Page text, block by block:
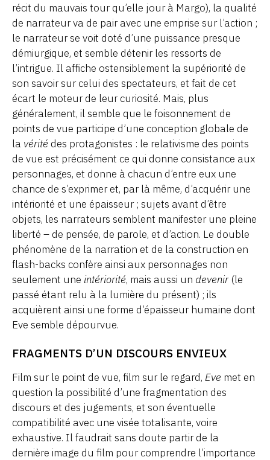
récit du mauvais tour qu’elle jour à Margo), la qualité
de narrateur va de pair avec une emprise sur l’action ;
le narrateur se voit doté d’une puissance presque
démiurgique, et semble détenir les ressorts de
l’intrigue. Il affiche ostensiblement la supériorité de
son savoir sur celui des spectateurs, et fait de cet
écart le moteur de leur curiosité. Mais, plus
généralement, il semble que le foisonnement de
points de vue participe d’une conception globale de
la vérité des protagonistes : le relativisme des points
de vue est précisément ce qui donne consistance aux
personnages, et donne à chacun d’entre eux une
chance de s’exprimer et, par là même, d’acquérir une
intériorité et une épaisseur ; sujets avant d’être
objets, les narrateurs semblent manifester une pleine
liberté – de pensée, de parole, et d’action. Le double
phénomène de la narration et de la construction en
flash-backs confère ainsi aux personnages non
seulement une intériorité, mais aussi un devenir(le
passé étant relu à la lumière du présent) ; ils
acquièrent ainsi une forme d’épaisseur humaine dont
Eve semble dépourvue.
FRAGMENTS D’UN DISCOURS ENVIEUX
Film sur le point de vue, film sur le regard, Eve met en
question la possibilité d’une fragmentation des
discours et des jugements, et son éventuelle
compatibilité avec une visée totalisante, voire
exhaustive. Il faudrait sans doute partir de la
dernière image du film pour comprendre l’importance